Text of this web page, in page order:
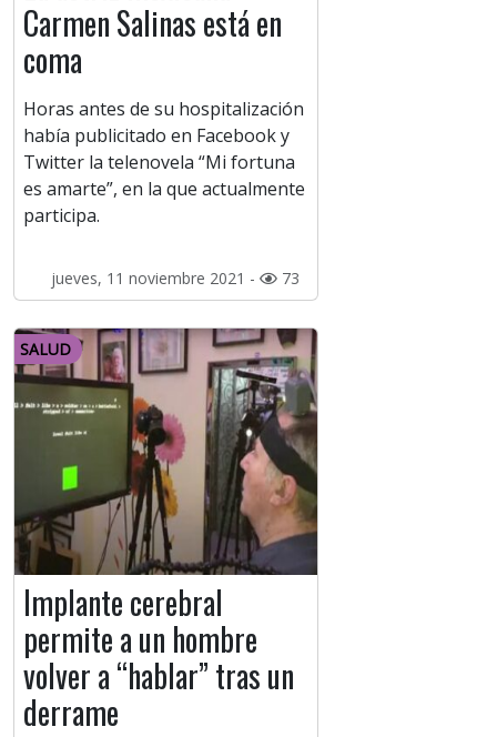
Carmen Salinas está en
coma
Horas antes de su hospitalización
había publicitado en Facebook y
Twitter la telenovela “Mi fortuna
es amarte”, en la que actualmente
participa.
jueves, 11 noviembre 2021 - 73
SALUD
Implante cerebral
permite a un hombre
volver a “hablar” tras un
derrame